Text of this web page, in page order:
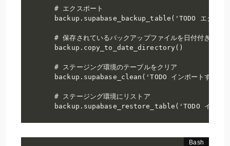
  # エクスポート
backup.supabase_backup_table('TODO エクスポー
# 保存されているバックアップファイルを日付付きのデ
  backup.copy_to_date_directory()
  # ステージング環境のテーブルをクリア
backup.supabase_clean('TODO インポートするテ
  # ステージング環境にリストア
backup.supabase_restore_table('TODO インポー